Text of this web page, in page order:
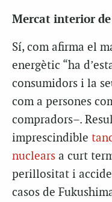
Mercat interior de
Sí, com afirma el
energètic “ha
consumidors i la
com a persones
compradors–.
imprescindible
nuclears a curt
perillositat i
casos de